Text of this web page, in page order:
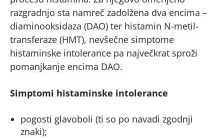
razgradnjo sta namreč zadolžena dva encima –
diaminooksidaza (DAO) ter histamin N-metil-
transferaze (HMT), nevšečne simptome
histaminske intolerance pa največkrat sproži
pomanjkanje encima DAO.
Simptomi histaminske intolerance
pogosti glavoboli (ti so po navadi zgodnji
znaki);